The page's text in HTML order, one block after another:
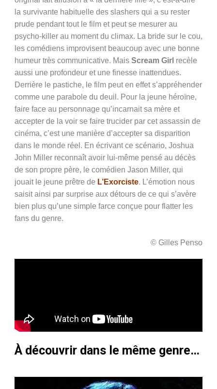
la survivante habituelle des slashers qui a su rester
prude pendant tout le film et peut se mesurer au
psycho-killer au moment du climax. La bride sur le cou,
les comédiens improvisent beaucoup avec une bonne
humeur très communicative. Mais Scream Girl recèle
aussi une profondeur et une finesse inattendues.
Derrière le pastiche, le film peut en effet s’appréhender
comme une parabole du deuil. Pour la jeune héroïne,
faire face au personnage qu’incarnait sa mère et
accepter de la voir se faire trucider par cet assassin de
cinéma, c’est une manière d’accepter sa disparition
dans le monde réel. En écrivant ce scénario, Joshua
John Miller reconnaît avoir lui-même pensé au décès
de son propre père, le comédien Jason Miller, qui
jouait le jeune prêtre de L’Exorciste. L’émotion nous
saisit ainsi par surprise aux détours de ce qui s’avère
bien plus qu’une simple farce conçue pour flatter les
fans du genre.
© Gilles Penso
À découvrir dans le même genre…